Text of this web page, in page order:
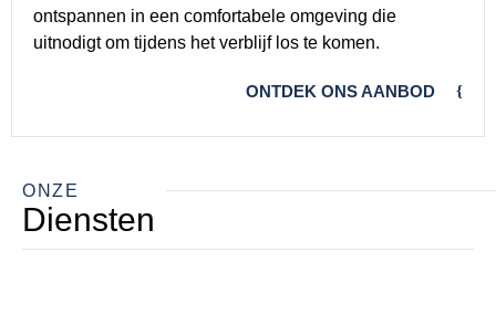
ontspannen in een comfortabele omgeving die
uitnodigt om tijdens het verblijf los te komen.
ONTDEK ONS AANBOD
ONZE
Diensten